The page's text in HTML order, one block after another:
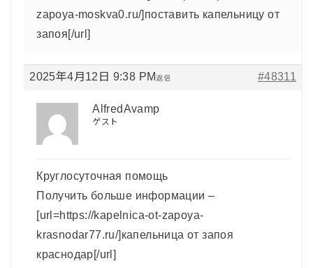
zapoya-moskva0.ru/]поставить капельницу от
запоя[/url]
2025年4月12日 9:38 PM #48311
返信
AlfredAvamp
ゲスト
Круглосуточная помощь
Получить больше информации –
[url=https://kapelnica-ot-zapoya-
krasnodar77.ru/]капельница от запоя
краснодар[/url]